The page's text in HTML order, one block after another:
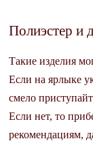
Полиэстер и
Такие изделия
Если на ярлыке
смело
Если нет, то
рекомендациям,